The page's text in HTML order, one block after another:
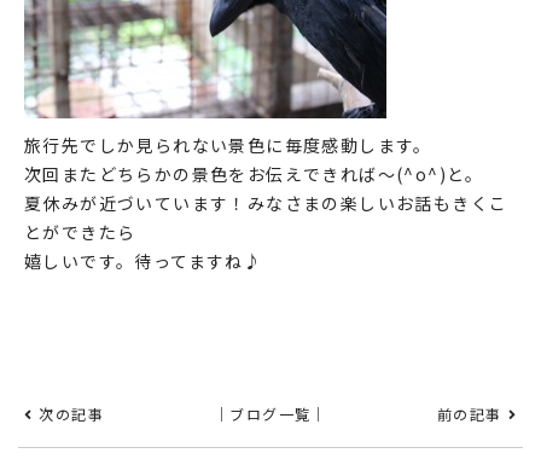
旅行先でしか見られない景色に毎度感動します。
次回またどちらかの景色をお伝えできれば～(^o^)と。
夏休みが近づいています！みなさまの楽しいお話もきくこ
とができたら
嬉しいです。待ってますね♪
次の記事 ｜ブログ一覧｜ 前の記事